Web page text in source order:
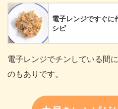
電子レンジですぐに
シピ
電子レンジでチンしている間
のもありです。